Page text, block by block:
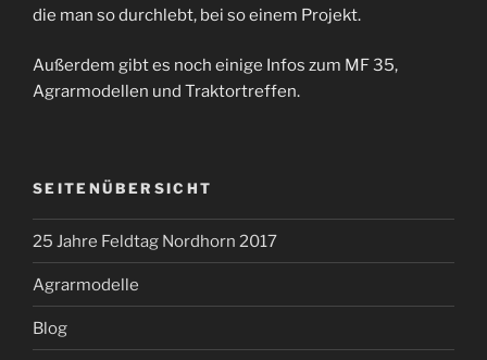
die man so durchlebt, bei so einem Projekt.
Außerdem gibt es noch einige Infos zum MF 35,
Agrarmodellen und Traktortreffen.
SEITENÜBERSICHT
25 Jahre Feldtag Nordhorn 2017
Agrarmodelle
Blog